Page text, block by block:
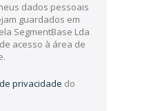
dados pessoais
guardados em
SegmentBase Lda
acesso à área de
privacidade do